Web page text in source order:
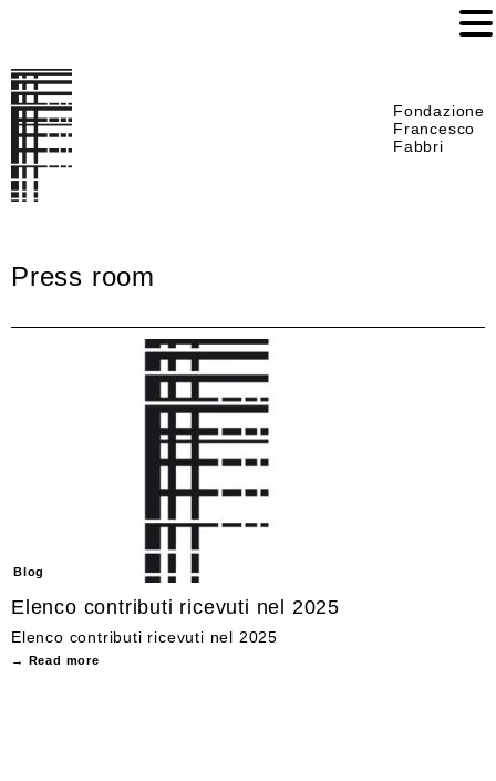
Fondazione
Francesco
Fabbri
Press room
Blog
Elenco contributi ricevuti nel 2025
Elenco contributi ricevuti nel 2025
→ Read more